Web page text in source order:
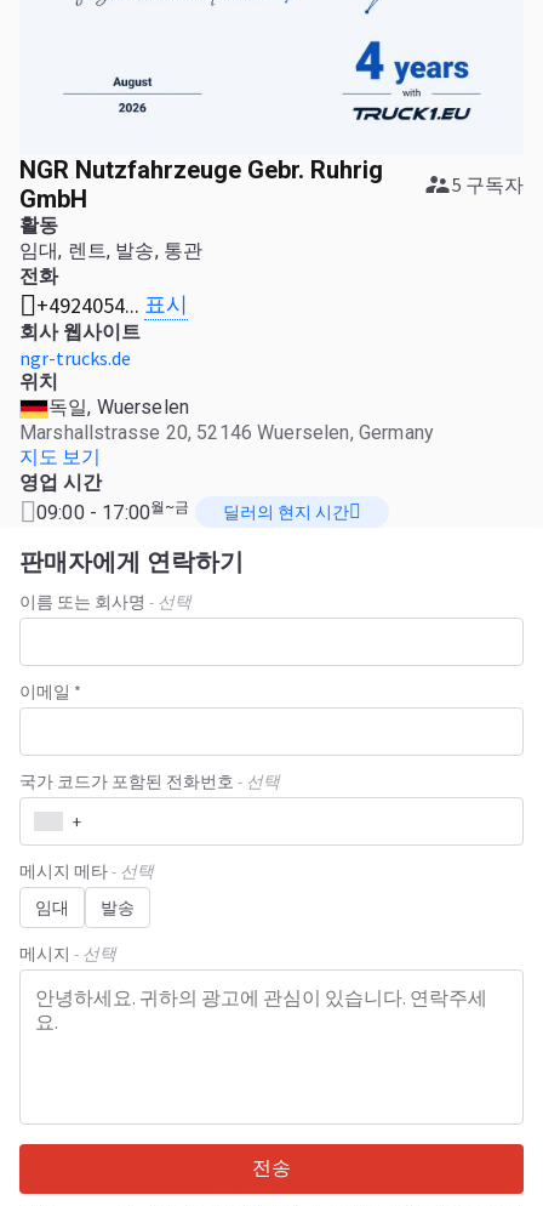
NGR Nutzfahrzeuge Gebr. Ruhrig
GmbH
5 구독자
활동
임대, 렌트, 발송, 통관
전화
+4924054... 표시
회사 웹사이트
ngr-trucks.de
위치
독일, Wuerselen
Marshallstrasse 20, 52146 Wuerselen, Germany
지도 보기
영업 시간
09:00 - 17:00월~금 딜러의 현지 시간
판매자에게 연락하기
이름 또는 회사명 - 선택
이메일 *
국가 코드가 포함된 전화번호 - 선택
+
메시지 메타- 선택
임대 발송
메시지 - 선택
전송